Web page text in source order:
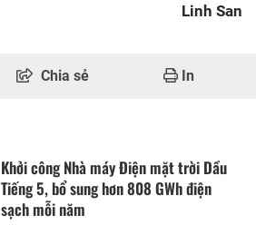
Linh San
Chia sẻ In
Khởi công Nhà máy Điện mặt trời Dầu
Tiếng 5, bổ sung hơn 808 GWh điện
sạch mỗi năm